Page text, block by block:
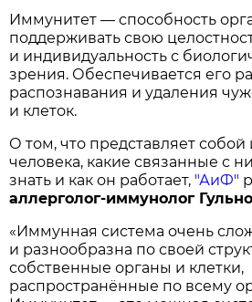
Иммунитет — способность
поддерживать свою
и индивидуальность с
зрения. Обеспечивается его
распознавания и удаления
и клеток.
О том, что представляет
человека, какие связанные с
знать и как он работает, "АиФ"
аллерголог-иммунолог
«Иммунная система очень
и разнообразна по своей
собственные органы и клетки,
распространённые по всему